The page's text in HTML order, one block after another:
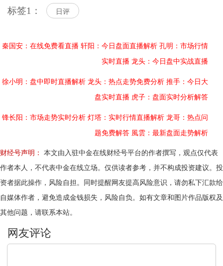
标签1： 日评
秦国安：在线免费看直播 轩阳：今日盘面直播解析 孔明：市场行情
实时直播 龙头：今日盘中实战直播
徐小明：盘中即时直播解析 龙头：热点走势免费分析 推手：今日大
盘实时直播 虎子：盘面实时分析解答
锋长阳：市场走势实时分析 灯塔：实时行情直播解析 龙哥：热点问
题免费解答 風雲：最新盘面走势解析
财经号声明：
本文由入驻中金在线财经号平台的作者撰写，观点仅代表
作者本人，不代表中金在线立场。仅供读者参考，并不构成投资建议。投
资者据此操作，风险自担。同时提醒网友提高风险意识，请勿私下汇款给
自媒体作者，避免造成金钱损失，风险自负。如有文章和图片作品版权及
其他问题，请联系本站。